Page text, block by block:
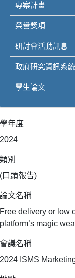
專案計畫
榮譽獎項
研討會活動訊息
政府研究資訊系統
學生論文
學年度
2024
類別
(口頭報告)
論文名稱
Free delivery or low
platform’s magic
會議名稱
2024 ISMS